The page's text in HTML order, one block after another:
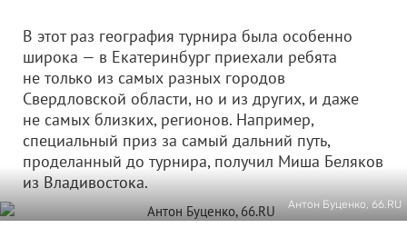
В этот раз география турнира была особенно
широка — в Екатеринбург приехали ребята
не только из самых разных городов
Свердловской области, но и из других, и даже
не самых близких, регионов. Например,
специальный приз за самый дальний путь,
проделанный до турнира, получил Миша Беляков
из Владивостока.
Антон Буценко, 66.RU